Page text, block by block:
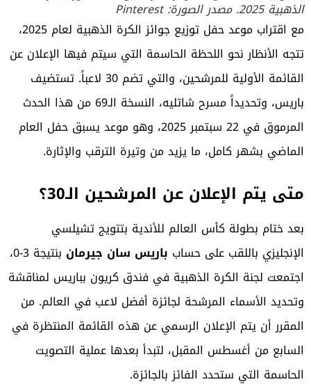
الذهبية 2025. مصدر الصورة: Pinterest
مع اقتراب موعد حفل توزيع جوائز الكرة الذهبية لعام 2025،
تتجه الأنظار نحو اللحظة الحاسمة التي سيتم فيها الإعلان عن
القائمة الأولية للمرشحين، والتي تضم 30 لاعباً. تستضيف
باريس، وتحديداً مسرح شاتليه، النسخة الـ69 من هذا الحدث
المرموق في 22 سبتمبر 2025، وهو موعد يسبق حفل العام
الماضي بشهر كامل، ما يزيد من وتيرة الترقب والإثارة.
متى يتم الإعلان عن المرشحين الـ30؟
بعد ختام بطولة كأس العالم للأندية بتتويج تشيلسي
الإنجليزي باللقب على حساب باريس سان جيرمان
بنتيجة 3-0،
اجتمعت لجنة الكرة الذهبية في فندق كريون بباريس لمناقشة
وتحديد الأسماء المرشحة لجائزة أفضل لاعب في العالم. من
المقرر أن يتم الإعلان الرسمي عن هذه القائمة المنتظرة في
السابع من أغسطس المقبل، لتبدأ بعدها عملية التصويت
الحاسمة التي ستحدد الفائز بالجائزة.